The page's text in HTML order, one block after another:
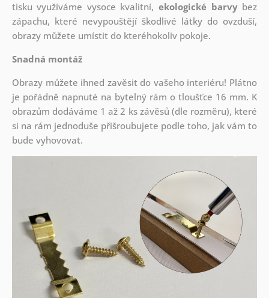
tisku využíváme vysoce kvalitní,ekologické barvybez
zápachu, které nevypouštějí škodlivé látky do ovzduší,
obrazy můžete umístit do kteréhokoliv pokoje.
Snadná montáž
Obrazy můžete ihned zavěsit do vašeho interiéru! Plátno
je pořádně napnuté na bytelný rám o tloušťce 16 mm. K
obrazům dodáváme 1 až 2 ks závěsů (dle rozměru), které
si na rám jednoduše přišroubujete podle toho, jak vám to
bude vyhovovat.